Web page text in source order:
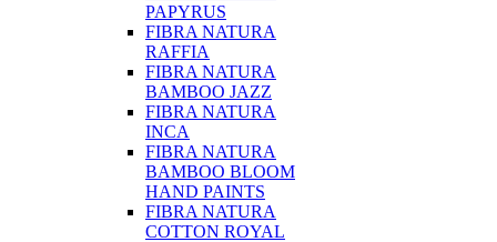
PAPYRUS
FIBRA NATURA
RAFFIA
FIBRA NATURA
BAMBOO JAZZ
FIBRA NATURA
INCA
FIBRA NATURA
BAMBOO BLOOM
HAND PAINTS
FIBRA NATURA
COTTON ROYAL